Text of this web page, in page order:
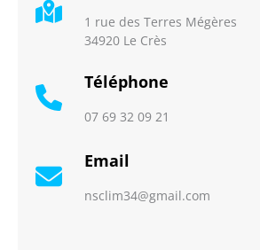
1 rue des Terres Mégères
34920 Le Crès
Téléphone
07 69 32 09 21
Email
nsclim34@gmail.com